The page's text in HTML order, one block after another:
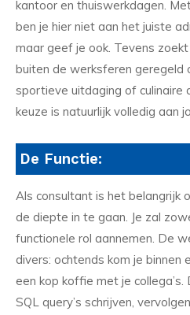
kantoor en thuiswerkdagen.
ben je hier niet aan het juiste
maar geef je ook. Tevens
buiten de werksferen geregeld
sportieve uitdaging of culinaire
keuze is natuurlijk volledig aan
De Functie:
Als consultant is het belangrijk
de diepte in te gaan. Je zal
functionele rol aannemen. De
divers: ochtends kom je binnen
een kop koffie met je
SQL query’s schrijven,